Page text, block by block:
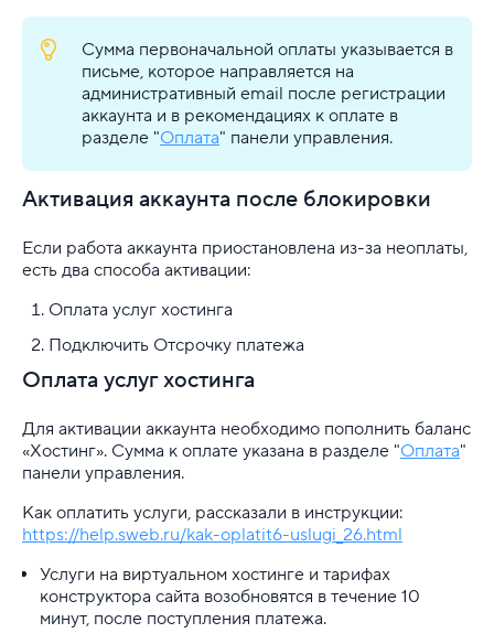
Сумма первоначальной оплаты указывается в
письме, которое направляется на
административный email после регистрации
аккаунта и в рекомендациях к оплате в
разделе "Оплата" панели управления.
Активация аккаунта после блокировки
Если работа аккаунта приостановлена из-за неоплаты,
есть два способа активации:
Оплата услуг хостинга
Подключить Отсрочку платежа
Оплата услуг хостинга
Для активации аккаунта необходимо пополнить баланс
«Хостинг». Сумма к оплате указана в разделе "Оплата"
панели управления.
Как оплатить услуги, рассказали в инструкции:
https://help.sweb.ru/kak-oplatit6-uslugi_26.html
Услуги на виртуальном хостинге и тарифах
конструктора сайта возобновятся в течение 10
минут, после поступления платежа.